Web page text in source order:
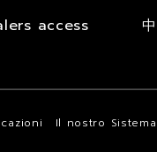
access
Il nostro